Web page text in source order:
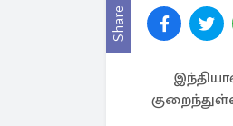
Share